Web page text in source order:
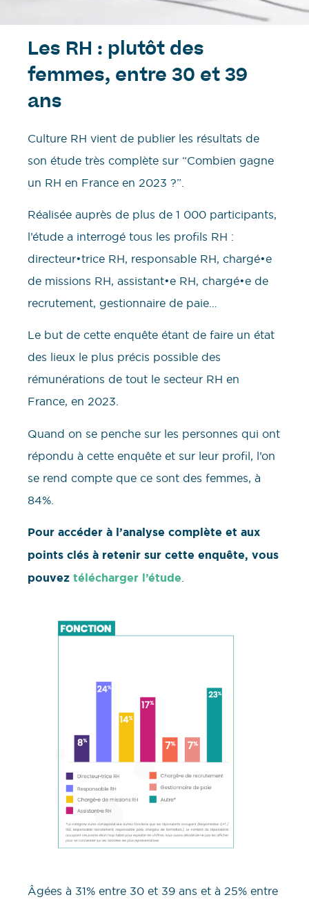
Les RH : plutôt des
femmes, entre 30 et 39
ans
Culture RH vient de publier les résultats de
son étude très complète sur “Combien gagne
un RH en France en 2023 ?”.
Réalisée auprès de plus de 1 000 participants,
l’étude a interrogé tous les profils RH :
directeur•trice RH, responsable RH, chargé•e
de missions RH, assistant•e RH, chargé•e de
recrutement, gestionnaire de paie…
Le but de cette enquête étant de faire un état
des lieux le plus précis possible des
rémunérations de tout le secteur RH en
France, en 2023.
Quand on se penche sur les personnes qui ont
répondu à cette enquête et sur leur profil, l’on
se rend compte que ce sont des femmes, à
84%.
Pour accéder à l’analyse complète et aux
points clés à retenir sur cette enquête, vous
pouvez télécharger l’étude.
Âgées à 31% entre 30 et 39 ans et à 25% entre